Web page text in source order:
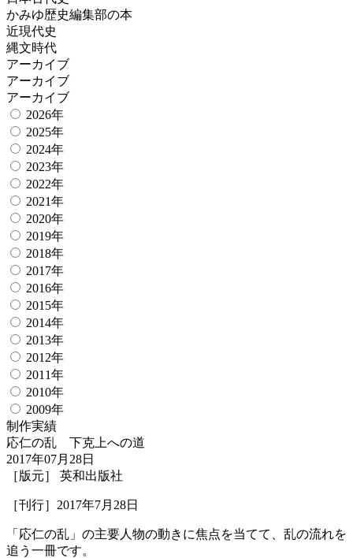
かみゆ歴史編集部の本
近現代史
縄文時代
アーカイブ
アーカイブ
アーカイブ
2026年
2025年
2024年
2023年
2022年
2021年
2020年
2019年
2018年
2017年
2016年
2015年
2014年
2013年
2012年
2011年
2010年
2009年
制作実績
応仁の乱 下克上への道
2017年07月28日
［版元］ 英和出版社
［刊行］2017年7月28日
「応仁の乱」の主要人物の動きに焦点を当てて、乱の流れを
追う一冊です。